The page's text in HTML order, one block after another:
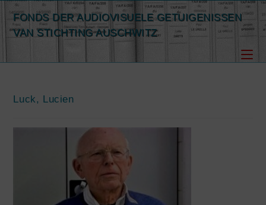
Spring
naarFONDS DER AUDIOVISUELE GETUIGENISSEN
VAN STICHTING AUSCHWITZ
Luck, Lucien